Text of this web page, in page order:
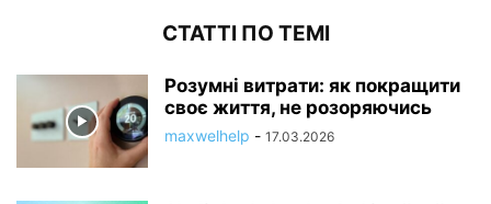
СТАТТІ ПО ТЕМІ
Розумні витрати: як покращити
своє життя, не розоряючись
maxwelhelp - 17.03.2026